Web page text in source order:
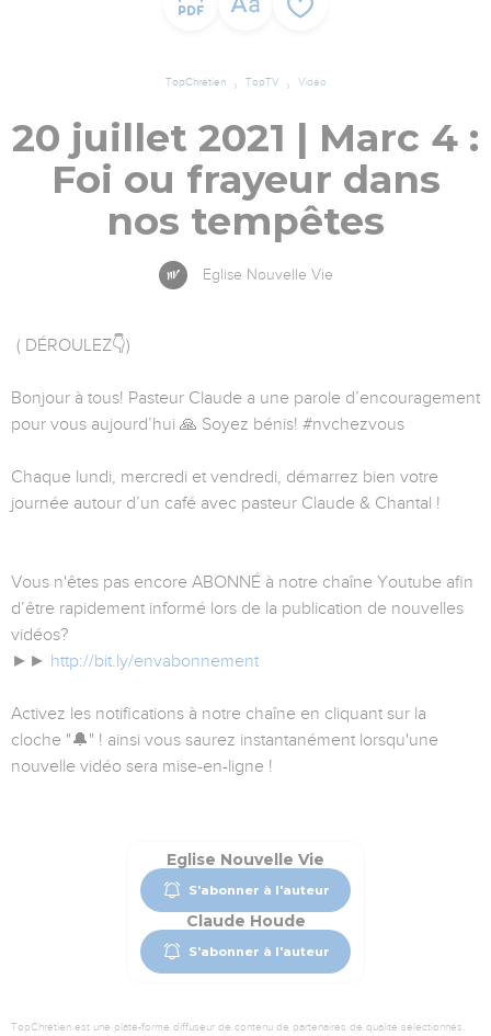
TopChrétien TopTV Vidéo
20 juillet 2021 | Marc 4 :
Foi ou frayeur dans
nos tempêtes
Eglise Nouvelle Vie
( DÉROULEZ👇)
Bonjour à tous! Pasteur Claude a une parole d’encouragement
pour vous aujourd’hui 🙏 Soyez bénis! #nvchezvous
Chaque lundi, mercredi et vendredi, démarrez bien votre
journée autour d’un café avec pasteur Claude & Chantal !
Vous n'êtes pas encore ABONNÉ à notre chaîne Youtube afin
d’être rapidement informé lors de la publication de nouvelles
vidéos?
►► http://bit.ly/envabonnement
Activez les notifications à notre chaîne en cliquant sur la
cloche "🔔" ! ainsi vous saurez instantanément lorsqu'une
nouvelle vidéo sera mise-en-ligne !
Eglise Nouvelle Vie
S'abonner à l'auteur
Claude Houde
S'abonner à l'auteur
TopChrétien est une plate-forme diffuseur de contenu de partenaires de qualité sélectionnés.